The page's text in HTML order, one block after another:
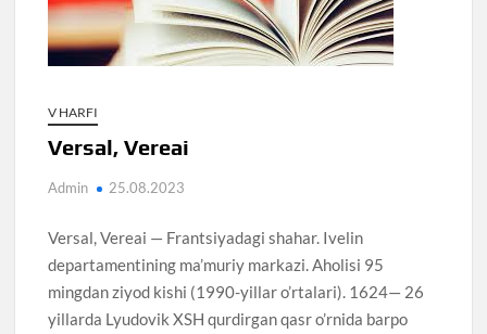
V HARFI
Versal, Vereai
Admin 25.08.2023
Versal, Vereai — Frantsiyadagi shahar. Ivelin
departamentining ma’muriy markazi. Aholisi 95
mingdan ziyod kishi (1990-yillar o’rtalari). 1624— 26
yillarda Lyudovik XSH qurdirgan qasr o’rnida barpo